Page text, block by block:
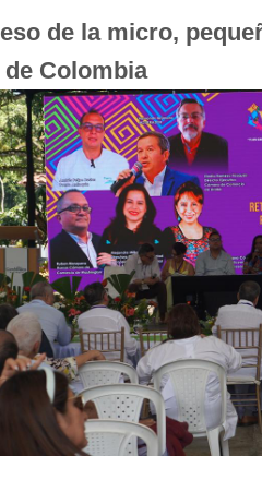
de la micro,
Colombia